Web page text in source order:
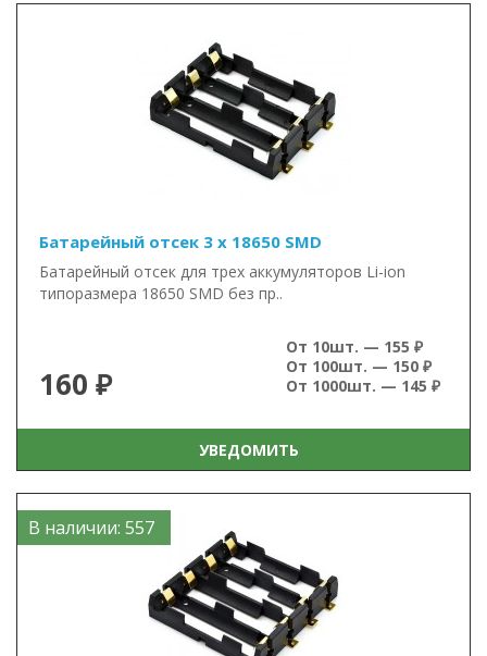
Батарейный отсек 3 x 18650 SMD
Батарейный отсек для трех аккумуляторов Li-ion
типоразмера 18650 SMD без пр..
160 ₽
От 10шт. — 155 ₽
От 100шт. — 150 ₽
От 1000шт. — 145 ₽
УВЕДОМИТЬ
В наличии: 557